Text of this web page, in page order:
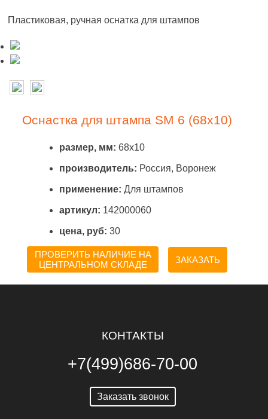
Пластиковая, ручная оснатка для штампов
Оснастка для штампа SM 6 (68х10)
размер, мм: 68x10
производитель: Россия, Воронеж
применение: Для штампов
артикул: 142000060
цена, руб: 30
ПРОВЕРИТЬ НАЛИЧИЕ НА
ЦЕНТРАЛЬНОМ СКЛАДЕ
ЗАКАЗАТЬ
КОНТАКТЫ
+7(499)686-70-00
Заказать звонок